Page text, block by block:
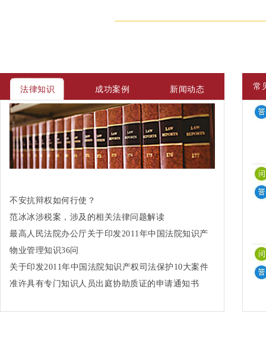
法律知识 成功案例 新闻动态
不安抗辩权如何行使？
范冰冰涉税案，涉及的相关法律问题解读
最高人民法院办公厅关于印发2011年中国法院知识产
权司法保护10大案件和50件典型案例的通知
物业管理知识36问
关于印发2011年中国法院知识产权司法保护10大案件
和50件典型案例的通知法办〔2012〕91号
准许具有专门知识人员出庭协助质证的申请通知书
常